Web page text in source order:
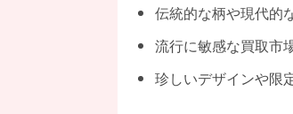
伝統的な柄や現代的
流行に敏感な買取市
珍しいデザインや限